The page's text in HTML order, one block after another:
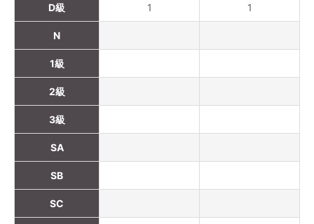
D級
N
1級
2級
3級
SA
SB
SC
1 1